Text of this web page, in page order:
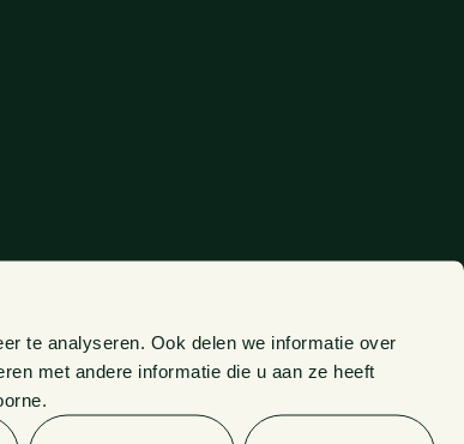
te analyseren. Ook delen we informatie over
met andere informatie die u aan ze heeft